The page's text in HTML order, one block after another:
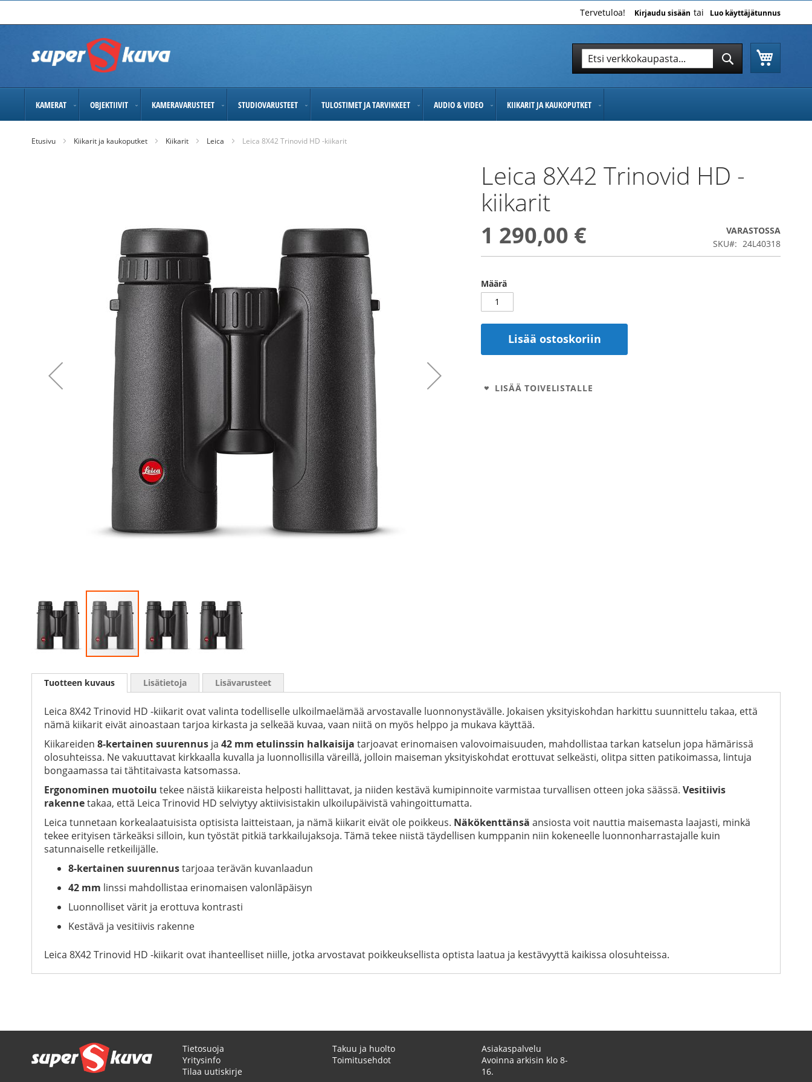
to
Tervetuloa! Kirjaudu sisään Luo käyttäjätunnus
Hae
KAMERAT OBJEKTIIVIT KAMERAVARUSTEET STUDIOVARUSTEET TULOSTIMET JA TARVIKKEET AUDIO & VIDEO KIIKARIT JA KAUKOPUTKET
Etusivu Kiikarit ja kaukoputket Kiikarit Leica Leica 8X42 Trinovid HD -kiikarit
Leica 8X42 Trinovid HD -
kiikarit
1 290,00 €
VARASTOSSA
SKU
24L40318
Määrä
Lisää ostoskoriin
LISÄÄ TOIVELISTALLE
to
images
gallery
Tuotteen kuvaus
Leica 8X42 Trinovid HD -kiikarit ovat valinta todelliselle ulkoilmaelämää arvostavalle luonnonystävälle. Jokaisen yksityiskohdan harkittu suunnittelu takaa, että
nämä kiikarit eivät ainoastaan tarjoa kirkasta ja selkeää kuvaa, vaan niitä on myös helppo ja mukava käyttää.
Kiikareiden 8-kertainen suurennus ja 42 mm etulinssin halkaisija tarjoavat erinomaisen valovoimaisuuden, mahdollistaa tarkan katselun jopa hämärissä
olosuhteissa. Ne vakuuttavat kirkkaalla kuvalla ja luonnollisilla väreillä, jolloin maiseman yksityiskohdat erottuvat selkeästi, olitpa sitten patikoimassa, lintuja
bongaamassa tai tähtitaivasta katsomassa.
Ergonominen muotoilu tekee näistä kiikareista helposti hallittavat, ja niiden kestävä kumipinnoite varmistaa turvallisen otteen joka säässä. Vesitiivis
rakennetakaa, että Leica Trinovid HD selviytyy aktiivisistakin ulkoilupäivistä vahingoittumatta.
Leica tunnetaan korkealaatuisista optisista laitteistaan, ja nämä kiikarit eivät ole poikkeus. Näkökenttänsä ansiosta voit nauttia maisemasta laajasti, minkä
tekee erityisen tärkeäksi silloin, kun työstät pitkiä tarkkailujaksoja. Tämä tekee niistä täydellisen kumppanin niin kokeneelle luonnonharrastajalle kuin
satunnaiselle retkeilijälle.
8-kertainen suurennustarjoaa terävän kuvanlaadun
42 mm linssi mahdollistaa erinomaisen valonläpäisyn
Luonnolliset värit ja erottuva kontrasti
Kestävä ja vesitiivis rakenne
Leica 8X42 Trinovid HD -kiikarit ovat ihanteelliset niille, jotka arvostavat poikkeuksellista optista laatua ja kestävyyttä kaikissa olosuhteissa.
Lisätietoja Lisävarusteet
Tietosuoja
Yritysinfo
Tilaa uutiskirje
Takuu ja huolto
Toimitusehdot
Asiakaspalvelu
Avoinna arkisin klo 8-
16.